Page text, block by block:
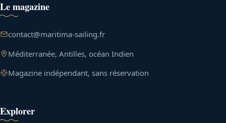
Le magazine
contact@maritima-sailing.fr
Méditerranée, Antilles, océan Indien
Magazine indépendant, sans réservation
Explorer